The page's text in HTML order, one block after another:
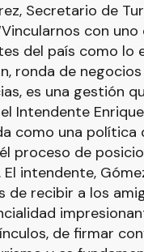
Secretario de
con
del país como lo
ronda de
es una gestión
Intendente
como una política
proceso de
El intendente,
de recibir a los
de firmar